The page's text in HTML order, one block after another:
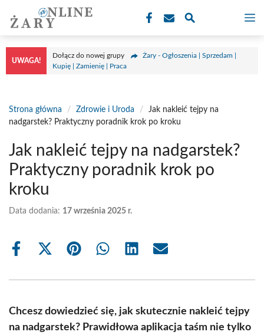
treści
UWAGA!
Dołącz do nowej grupy
Żary - Ogłoszenia | Sprzedam |
Kupię | Zamienię | Praca
Strona główna / Zdrowie i Uroda /
Jak nakleić tejpy na
nadgarstek? Praktyczny poradnik krok po kroku
Jak nakleić tejpy na nadgarstek?
Praktyczny poradnik krok po
kroku
Data dodania: 17 września 2025 r.
Share
Share
(Twitter)
Share Share Share Share
Chcesz dowiedzieć się, jak skutecznie nakleić tejpy
na nadgarstek? Prawidłowa aplikacja taśm nie tylko